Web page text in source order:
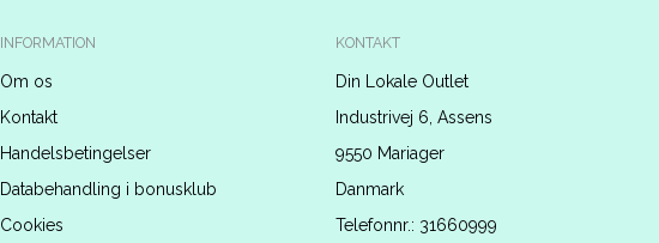
INFORMATION
Om os
Kontakt
Handelsbetingelser
Databehandling i bonusklub
Cookies
KONTAKT
Din Lokale Outlet
Industrivej 6, Assens
9550 Mariager
Danmark
Telefonnr.: 31660999